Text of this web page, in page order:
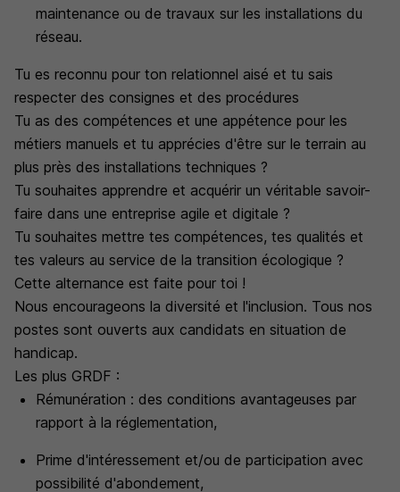
maintenance ou de travaux sur les installations du
réseau.
Tu es reconnu pour ton relationnel aisé et tu sais
respecter des consignes et des procédures
Tu as des compétences et une appétence pour les
métiers manuels et tu apprécies d'être sur le terrain au
plus près des installations techniques ?
Tu souhaites apprendre et acquérir un véritable savoir-
faire dans une entreprise agile et digitale ?
Tu souhaites mettre tes compétences, tes qualités et
tes valeurs au service de la transition écologique ?
Cette alternance est faite pour toi !
Nous encourageons la diversité et l'inclusion. Tous nos
postes sont ouverts aux candidats en situation de
handicap.
Les plus GRDF :
Rémunération : des conditions avantageuses par
rapport à la réglementation,
Prime d'intéressement et/ou de participation avec
possibilité d'abondement,